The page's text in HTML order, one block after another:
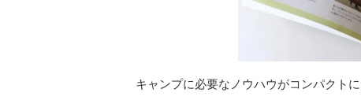
キャンプに必要なノウハウがコンパクト